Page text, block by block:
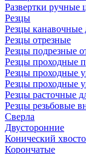
Развертки ручные
Резцы
Резцы канавочные
Резцы отрезные
Резцы подрезные
Резцы проходные
Резцы проходные
Резцы проходные
Резцы расточные
Резцы резьбовые
Сверла
Двусторонние
Конический
Корончатые